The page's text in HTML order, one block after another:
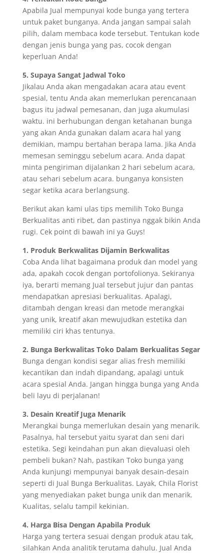
Apabila Jual mempunyai kode bunga yang tertera
untuk paket bunganya. Anda jangan sampai salah
pilih, dalam membaca kode tersebut. Tentukan kode
dengan jenis bunga yang pas, cocok dengan
keperluan Anda!
5. Supaya Sangat Jadwal Toko
Jikalau Anda akan mengadakan acara atau event
spesial, tentu Anda akan memerlukan perencanaan
bagus itu jadwal pemesanan, dan juga akumulasi
waktu. ini berhubungan dengan ketahanan bunga
yang akan Anda gunakan dalam acara hal yang
demikian, mampu bertahan berapa lama. Jika Anda
memesan seminggu sebelum acara. Anda dapat
minta pengiriman dijalankan 2 hari sebelum acara,
atau sehari sebelum acara. bunganya konsisten
segar ketika acara berlangsung.
Berikut akan kami ulas tips memilih Toko Bunga
Berkualitas anti ribet, dan pastinya nggak bikin Anda
rugi. Cek point di bawah ini ya Guys!
1. Produk Berkwalitas Dijamin Berkwalitas
Coba Anda lihat bagaimana produk dan model yang
ada, apakah cocok dengan portofolionya. Sekiranya
iya, berarti memang Jual tersebut jujur dan pantas
mendapatkan apresiasi berkualitas. Apalagi,
ditambah dengan kreasi dan metode merangkai
yang unik, kreatif akan mewujudkan estetika dan
memiliki ciri khas tentunya.
2. Bunga Berkwalitas Toko Dalam Berkualitas Segar
Bunga dengan kondisi segar alias fresh memiliki
kecantikan dan indah dipandang, apalagi untuk
acara spesial Anda. Jangan hingga bunga yang Anda
beli layu di perjalanan!
3. Desain Kreatif Juga Menarik
Merangkai bunga memerlukan desain yang menarik.
Pasalnya, hal tersebut yaitu syarat dan seni dari
estetika. Segi keindahan pun akan dievaluasi oleh
pembeli bukan? Nah, pastikan Toko bunga yang
Anda kunjungi mempunyai banyak desain-desain
seperti di Jual Bunga Berkualitas. Layak, Chila Florist
yang menyediakan paket bunga unik dan menarik.
Kualitas, selalu tampil kekinian.
4. Harga Bisa Dengan Apabila Produk
Harga yang tertera sesuai dengan produk atau tak,
silahkan Anda analitik terutama dahulu. Jual Anda